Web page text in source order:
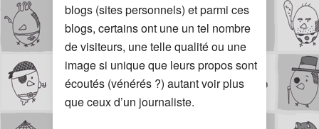
blogs (sites personnels) et parmi ces
blogs, certains ont une un tel nombre
de visiteurs, une telle qualité ou une
image si unique que leurs propos sont
écoutés (vénérés ?) autant voir plus
que ceux d’un journaliste.